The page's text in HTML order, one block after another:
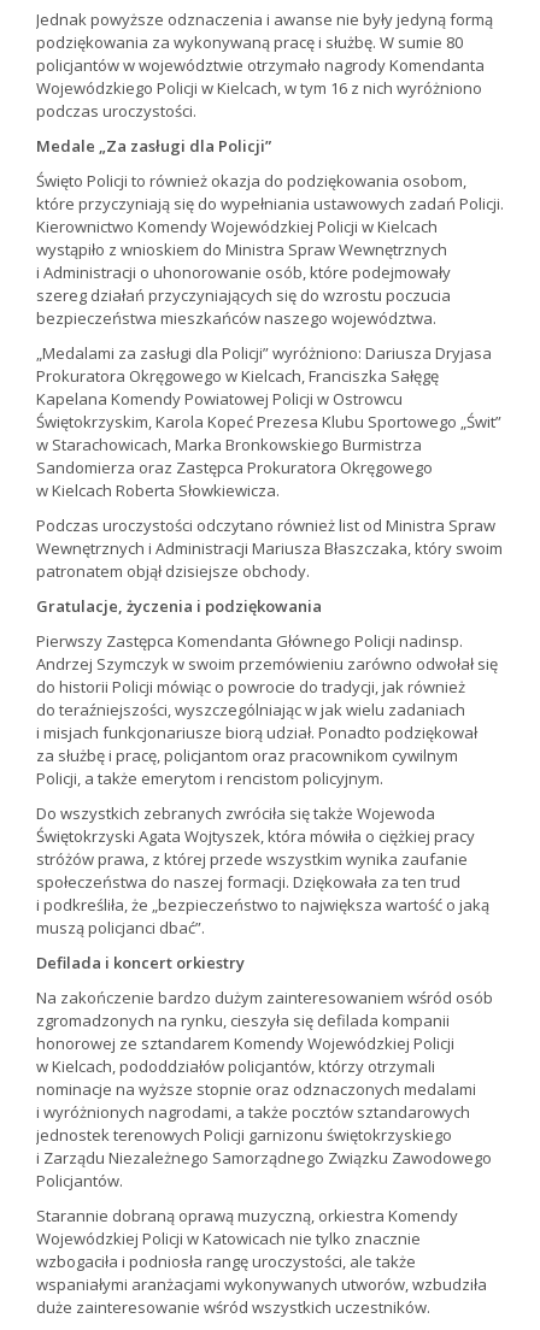
Jednak powyższe odznaczenia i awanse nie były jedyną formą
podziękowania za wykonywaną pracę i służbę. W sumie 80
policjantów w województwie otrzymało nagrody Komendanta
Wojewódzkiego Policji w Kielcach, w tym 16 z nich wyróżniono
podczas uroczystości.
Medale „Za zasługi dla Policji”
Święto Policji to również okazja do podziękowania osobom,
które przyczyniają się do wypełniania ustawowych zadań Policji.
Kierownictwo Komendy Wojewódzkiej Policji w Kielcach
wystąpiło z wnioskiem do Ministra Spraw Wewnętrznych
i Administracji o uhonorowanie osób, które podejmowały
szereg działań przyczyniających się do wzrostu poczucia
bezpieczeństwa mieszkańców naszego województwa.
„Medalami za zasługi dla Policji” wyróżniono: Dariusza Dryjasa
Prokuratora Okręgowego w Kielcach, Franciszka Sałęgę
Kapelana Komendy Powiatowej Policji w Ostrowcu
Świętokrzyskim, Karola Kopeć Prezesa Klubu Sportowego „Świt”
w Starachowicach, Marka Bronkowskiego Burmistrza
Sandomierza oraz Zastępca Prokuratora Okręgowego
w Kielcach Roberta Słowkiewicza.
Podczas uroczystości odczytano również list od Ministra Spraw
Wewnętrznych i Administracji Mariusza Błaszczaka, który swoim
patronatem objął dzisiejsze obchody.
Gratulacje, życzenia i podziękowania
Pierwszy Zastępca Komendanta Głównego Policji nadinsp.
Andrzej Szymczyk w swoim przemówieniu zarówno odwołał się
do historii Policji mówiąc o powrocie do tradycji, jak również
do teraźniejszości, wyszczególniając w jak wielu zadaniach
i misjach funkcjonariusze biorą udział. Ponadto podziękował
za służbę i pracę, policjantom oraz pracownikom cywilnym
Policji, a także emerytom i rencistom policyjnym.
Do wszystkich zebranych zwróciła się także Wojewoda
Świętokrzyski Agata Wojtyszek, która mówiła o ciężkiej pracy
stróżów prawa, z której przede wszystkim wynika zaufanie
społeczeństwa do naszej formacji. Dziękowała za ten trud
i podkreśliła, że „bezpieczeństwo to największa wartość o jaką
muszą policjanci dbać”.
Defilada i koncert orkiestry
Na zakończenie bardzo dużym zainteresowaniem wśród osób
zgromadzonych na rynku, cieszyła się defilada kompanii
honorowej ze sztandarem Komendy Wojewódzkiej Policji
w Kielcach, pododdziałów policjantów, którzy otrzymali
nominacje na wyższe stopnie oraz odznaczonych medalami
i wyróżnionych nagrodami, a także pocztów sztandarowych
jednostek terenowych Policji garnizonu świętokrzyskiego
i Zarządu Niezależnego Samorządnego Związku Zawodowego
Policjantów.
Starannie dobraną oprawą muzyczną, orkiestra Komendy
Wojewódzkiej Policji w Katowicach nie tylko znacznie
wzbogaciła i podniosła rangę uroczystości, ale także
wspaniałymi aranżacjami wykonywanych utworów, wzbudziła
duże zainteresowanie wśród wszystkich uczestników.